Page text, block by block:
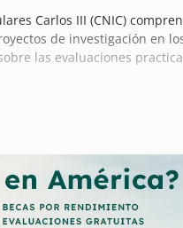
Carlos III (CNIC)
de investigación en
las evaluaciones
(CNIC) también considera
Cardiovasculares
mediante